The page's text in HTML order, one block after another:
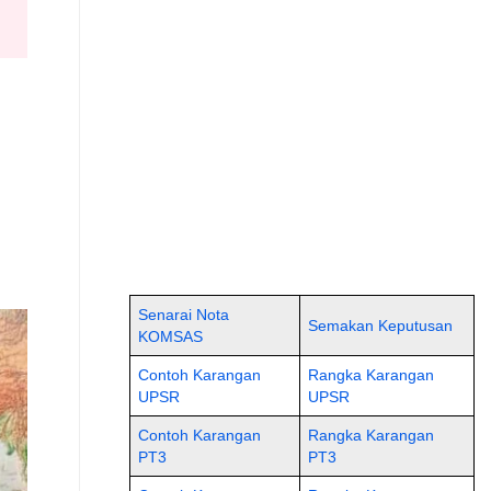
Senarai Nota
KOMSAS
Semakan Keputusan
Contoh Karangan
UPSR
Rangka Karangan
UPSR
Contoh Karangan
PT3
Rangka Karangan
PT3